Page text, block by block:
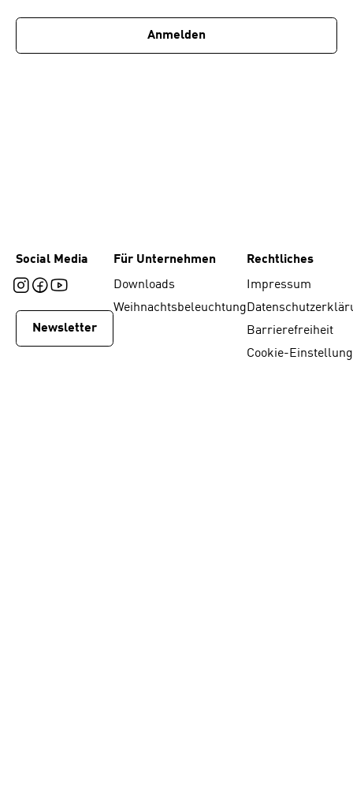
Anmelden
Social Media
Newsletter
Für Unternehmen
Downloads
Weihnachtsbeleuchtung
Rechtliches
Impressum
Barrierefreiheit
Cookie-